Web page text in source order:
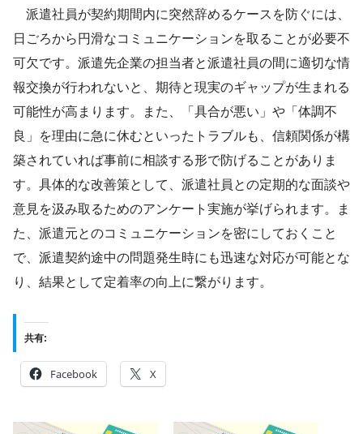
派遣社員が契約期間内に突然辞めるケースを防ぐには、
日ごろから円滑なコミュニケーションを取ることが必要不
可欠です。派遣先企業の担当者と派遣社員の間に適切な情
報交換が行われないと、期待と現実のギャップが生まれる
可能性が高まります。また、「具合が悪い」や「体調不
良」を理由に急に休むといったトラブルも、信頼関係が構
築されていれば事前に相談する形で防げることがありま
す。具体的な改善策として、派遣社員との定期的な面談や
意見を汲み取るためのアンケート実施が挙げられます。ま
た、派遣元とのコミュニケーションを密にしておくこと
で、派遣契約途中の問題発生時にも迅速な対応が可能とな
り、結果として定着率の向上に繋がります。
共有:
Facebook X